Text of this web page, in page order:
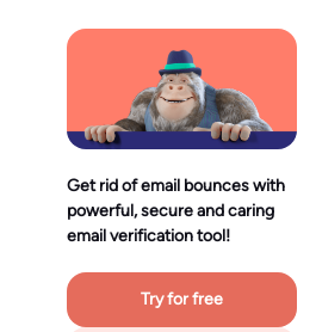
Get rid of email bounces with
powerful, secure and caring
email verification tool!
Try for free